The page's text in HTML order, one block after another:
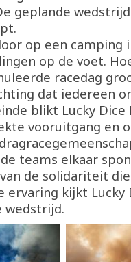
geplande
op een camping
op de voet.
racedag
dat iedereen
blikt Lucky Dice
vooruitgang en
teams elkaar
de solidariteit
kijkt Lucky
wedstrijd.